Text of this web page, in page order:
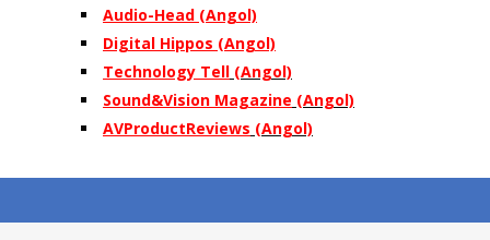
Audio-Head (Angol)
Digital Hippos (Angol)
Technology Tell (Angol)
Sound&Vision Magazine (Angol)
AVProductReviews (Angol)